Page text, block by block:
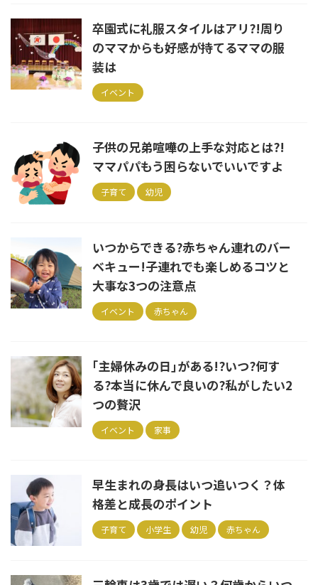
卒園式に礼服スタイルはアリ?!周り
のママからも好感が持てるママの服
装は
イベント
子供の兄弟喧嘩の上手な対応とは?!
ママパパもう困らないでいいですよ
子育て 幼児
いつからできる?赤ちゃん連れのバー
ベキュー!子連れでも楽しめるコツと
大事な3つの注意点
イベント 赤ちゃん
｢主婦休みの日｣がある!?いつ?何す
る?本当に休んで良いの?私がしたい2
つの贅沢
イベント 家事
早生まれの身長はいつ追いつく？体
格差と成長のポイント
子育て 小学生 幼児 赤ちゃん